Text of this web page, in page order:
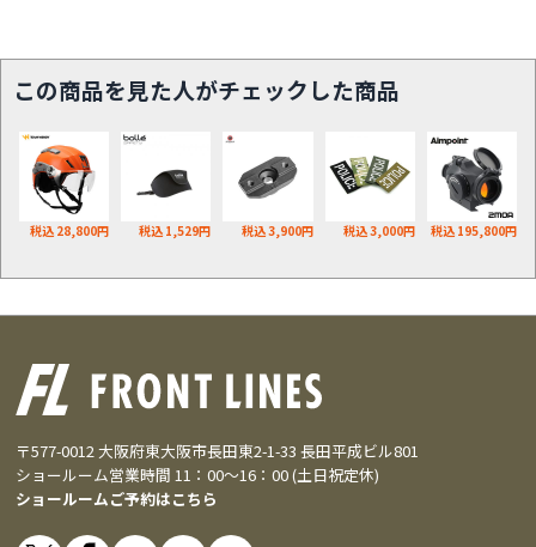
この商品を見た人がチェックした商品
税込 28,800円 税込 1,529円 税込 3,900円 税込 3,000円 税込 195,800円
〒577-0012 大阪府東大阪市長田東2-1-33 長田平成ビル801
ショールーム営業時間 11：00～16：00 (土日祝定休)
ショールームご予約はこちら